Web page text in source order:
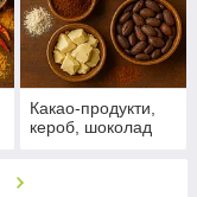
Какао-продукти,
кероб, шоколад